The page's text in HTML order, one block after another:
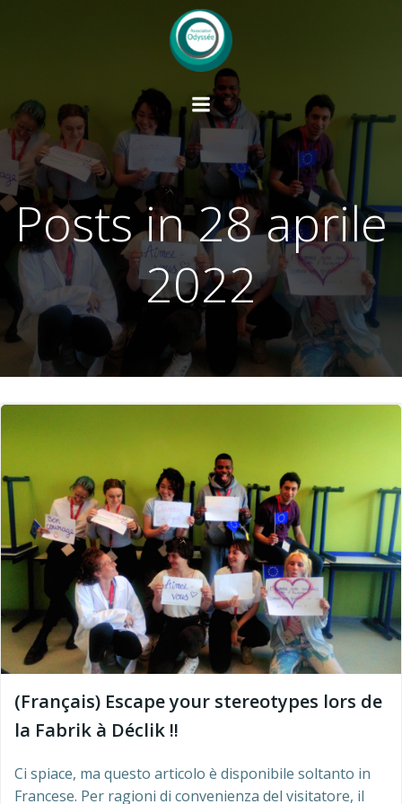
Vai
al
contenuto
Posts in 28 aprile
2022
(Français) Escape your stereotypes lors de
la Fabrik à Déclik !!
Ci spiace, ma questo articolo è disponibile soltanto in
Francese. Per ragioni di convenienza del visitatore, il